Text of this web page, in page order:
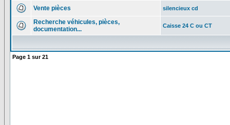
Vente pièces silencieux cd
Recherche véhicules, pièces,
documentation...
Caisse 24 C ou CT
Page 1 sur21